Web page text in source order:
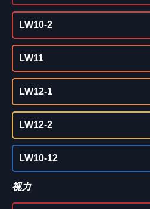
LW10-2
LW11
LW12-1
LW12-2
LW10-12
视力